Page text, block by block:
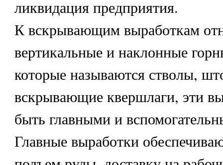
ликвидация предприятия.
К вскрывающим выработкам
вертикальные и наклонные
которые называются стволы,
вскрывающие квершлаги, эти
быть главными и
Главные выработки